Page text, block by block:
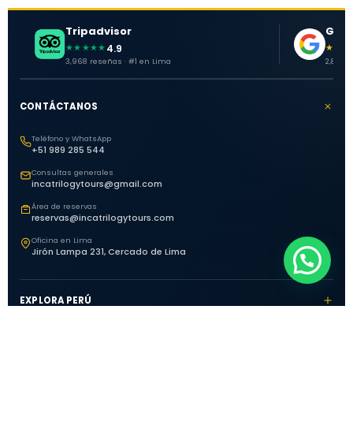
Tripadvisor
★★★★★ 4.9
3,968 reseñas · #1 en Lima 2,881
CONTÁCTANOS
Teléfono y WhatsApp
+51 989 285 544
Consultas generales
incatrilogytours@gmail.com
Área de reservas
reservas@incatrilogytours.com
Oficina en Lima
Jirón Lampa 231, Cercado de Lima
EXPLORA PERÚ